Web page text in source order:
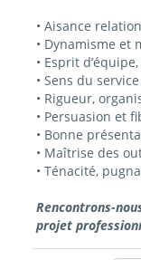
• Aisance
• Dynamisme et
• Esprit
• Sens du
• Rigueur,
• Persuasion et
• Bonne
• Maîtrise des
• Ténacité,
Rencontrons-
projet